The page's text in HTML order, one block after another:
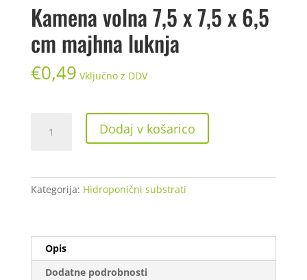
Kamena volna 7,5 x 7,5 x 6,5
cm majhna luknja
€0,49 Vključno z DDV
volna
7,5
x
majhna
luknja
količina
Dodaj v košarico
Kategorija: Hidroponični substrati
Opis
Dodatne podrobnosti